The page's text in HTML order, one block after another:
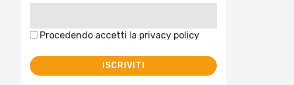
Procedendo accetti la privacy policy